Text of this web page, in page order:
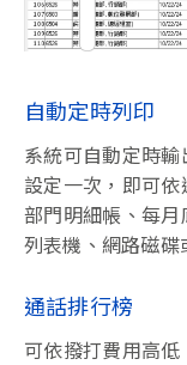
自動定時列印
系統可自動定時
設定一次，即可
部門明細帳、每
列表機、網路磁碟
通話排行榜
可依撥打費用高